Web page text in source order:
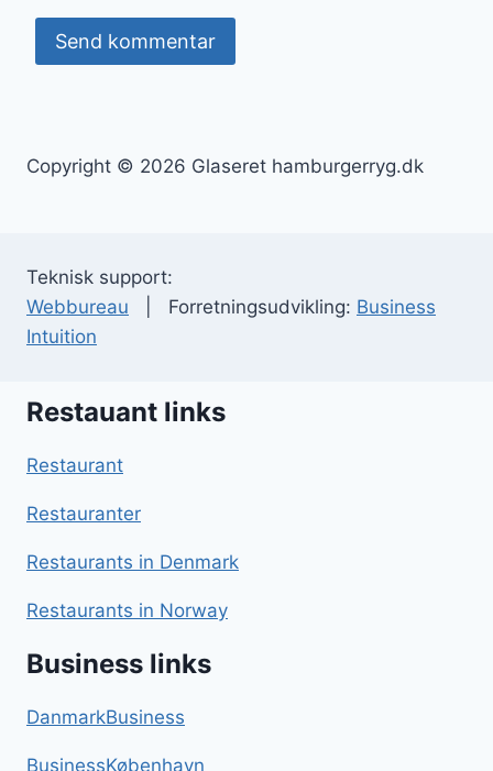
Copyright © 2026 Glaseret hamburgerryg.dk
Teknisk support:
Webbureau | Forretningsudvikling: Business
Intuition
Restauant links
Restaurant
Restauranter
Restaurants in Denmark
Restaurants in Norway
Business links
DanmarkBusiness
BusinessKøbenhavn